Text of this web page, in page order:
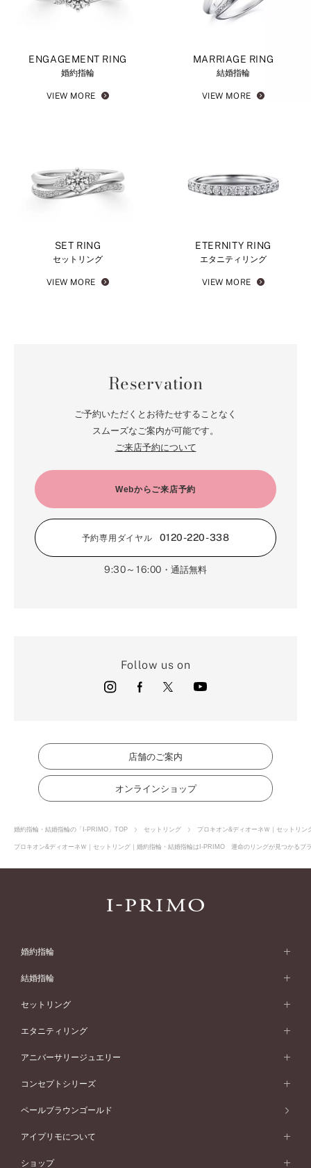
ENGAGEMENT RING
婚約指輪
VIEW MORE
MARRIAGE RING
結婚指輪
VIEW MORE
SET RING
セットリング
VIEW MORE
ETERNITY RING
エタニティリング
VIEW MORE
Reservation
ご予約いただくとお待たせすることなく
スムーズなご案内が可能です。
ご来店予約について
Webからご来店予約
予約専用ダイヤル 0120-220-338
9:30～16:00 ・通話無料
Follow us on
店舗のご案内
オンラインショップ
婚約指輪・結婚指輪の「I-PRIMO」TOP セットリング プロキオン&ディオーネＷ｜セットリン
プロキオン&ディオーネＷ｜セットリング｜婚約指輪・結婚指輪はI-PRIMO 運命のリングが見つかるブ
婚約指輪
婚約指輪 (エンゲージリング)
婚約指輪一覧
ピンクゴールド
ペールブラウンゴールド
ウェーブライン
V字ライン
ワンサイドメレ
ダブルサイドメレ
フェミニン
モード
50万円台～
40万円台～
結婚指輪
結婚指輪 (マリッジリング)
結婚指輪一覧
ピンクゴールド
ペールブラウンゴールド
ウェーブライン
V字ライン
ワンメレ
セベラルメレ
フェミニン
セットリング
セットリング
セットリング一覧
ピンクゴールド
ペールブラウンゴールド
エタニティリング
エタニティリング
エタニティリング一覧
ピンクゴールド
アニバーサリージュエリー
アニバーサリージュエリー
アニバーサリージュエリー一覧
コンセプトシリーズ
コンセプトシリーズ
オリジンビリーフ
ペールブラウンゴールド
アイプリモについて
アイプリモについて
ショップ